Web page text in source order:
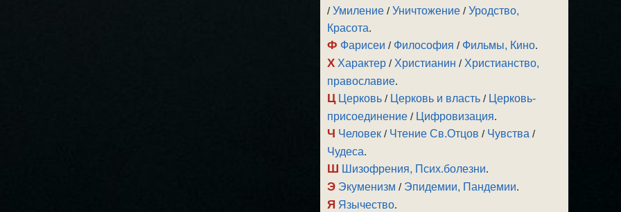
/Умиление /Уничтожение /Уродство,
Красота.
Ф Фарисеи / Философия / Фильмы, Кино.
Х Характер / Христианин / Христианство,
православие.
Ц Церковь / Церковь и власть / Церковь-
присоединение / Цифровизация.
Ч Человек / Чтение Св.Отцов / Чувства /
Чудеса.
Ш Шизофрения, Псих.болезни.
Э Экуменизм / Эпидемии, Пандемии.
Я Язычество.